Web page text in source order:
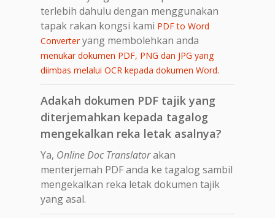
terlebih dahulu dengan menggunakan
tapak rakan kongsi kami PDF to Word
Converteryang membolehkan anda
menukar dokumen PDF, PNG dan JPG yang
diimbas melalui OCR kepada dokumen Word.
Adakah dokumen PDF tajik yang
diterjemahkan kepada tagalog
mengekalkan reka letak asalnya?
Ya, Online Doc Translatorakan
menterjemah PDF anda ke tagalog sambil
mengekalkan reka letak dokumen tajik
yang asal.